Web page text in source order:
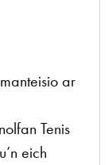
ar
Tenis
eich